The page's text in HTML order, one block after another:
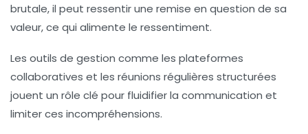
brutale, il peut ressentir une remise en question de sa
valeur, ce qui alimente le ressentiment.
Les outils de gestion comme les plateformes
collaboratives et les réunions régulières structurées
jouent un rôle clé pour fluidifier la communication et
limiter ces incompréhensions.